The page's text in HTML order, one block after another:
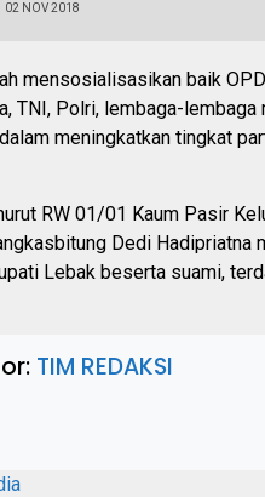
02 NOV 2018
mensosialisasikan baik
TNI, Polri, lembaga-lembaga
meningkatkan tingkat
RW 01/01 Kaum Pasir
Dedi Hadipriatna
Lebak beserta suami,
TIM REDAKSI